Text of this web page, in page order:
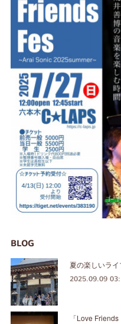
BLOG
夏の楽しいラ
2025.09.09
「Love